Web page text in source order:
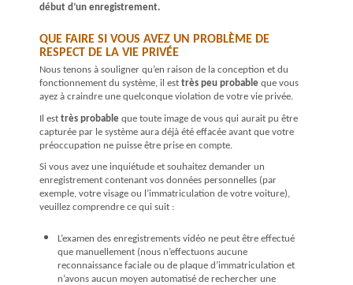
début d’un enregistrement.
QUE FAIRE SI VOUS AVEZ UN PROBLÈME DE
RESPECT DE LA VIE PRIVÉE
Nous tenons à souligner qu’en raison de la conception et du
fonctionnement du système, il est très peu probable que vous
ayez à craindre une quelconque violation de votre vie privée.
Il est très probable que toute image de vous qui aurait pu être
capturée par le système aura déjà été effacée avant que votre
préoccupation ne puisse être prise en compte.
Si vous avez une inquiétude et souhaitez demander un
enregistrement contenant vos données personnelles (par
exemple, votre visage ou l’immatriculation de votre voiture),
veuillez comprendre ce qui suit :
L’examen des enregistrements vidéo ne peut être effectué
que manuellement (nous n’effectuons aucune
reconnaissance faciale ou de plaque d’immatriculation et
n’avons aucun moyen automatisé de rechercher une